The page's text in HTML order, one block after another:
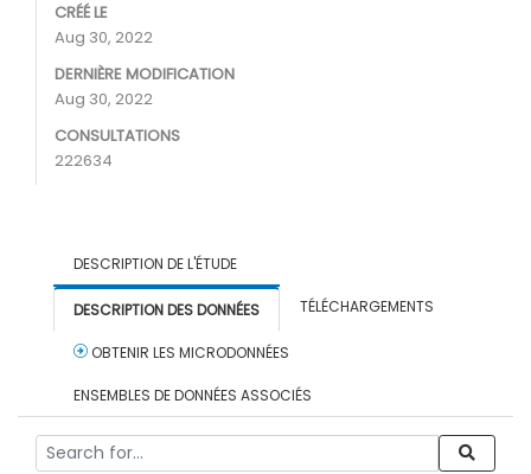
CRÉÉ LE
Aug 30, 2022
DERNIÈRE MODIFICATION
Aug 30, 2022
CONSULTATIONS
222634
DESCRIPTION DE L'ÉTUDE
DESCRIPTION DES DONNÉES TÉLÉCHARGEMENTS
OBTENIR LES MICRODONNÉES
ENSEMBLES DE DONNÉES ASSOCIÉS